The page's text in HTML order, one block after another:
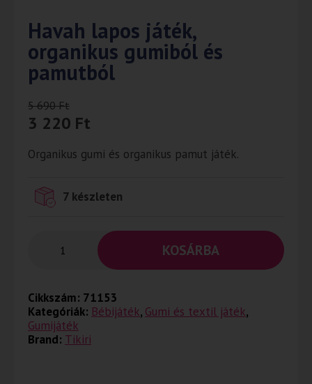
Havah lapos játék,
organikus gumiból és
pamutból
5 690Ft
3 220 Ft
Organikus gumi és organikus pamut játék.
7 készleten
KOSÁRBA
Cikkszám: 71153
Kategóriák: Bébijáték, Gumi és textil játék,
Gumijáték
Brand: Tikiri